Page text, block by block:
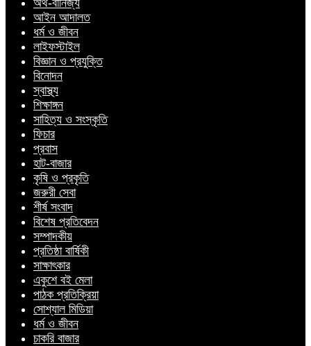
আইন আদালত
ধর্ম ও জীবন
লাইফস্টাইল
বিজ্ঞান ও প্রযুক্তি
বিনোদন
স্বাস্থ্য
শিক্ষাঙ্গন
সাহিত্য ও সংস্কৃতি
ফিচার
প্রবাস
হাট-বাজার
কৃষি ও প্রকৃতি
জরুরী সেবা
শীর্ষ সংবাদ
বিশেষ প্রতিবেদন
সম্পাদকীয়
প্রতিষ্ঠা বার্ষিকী
সাক্ষাৎকার
একুশে বই মেলা
পাঠক প্রতিক্রিয়া
সোশ্যাল মিডিয়া
ধর্ম ও জীবন
চাকরি বাজার